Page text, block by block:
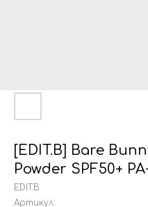
[EDIT.B] Bare
Powder SPF50+
EDIT.B
Артикул: